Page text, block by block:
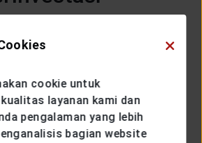
dana untuk membeli
baik jika dana tersebut kamu
menabung dengan cara biasa
nilai dari uangmu karena
setiap bulannya, tentu
membeli rumah tersebut kamu
cookie untuk
layanan kami dan
pengalaman yang lebih
bagian website